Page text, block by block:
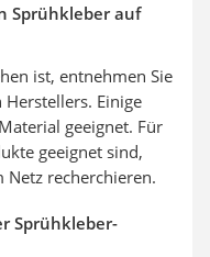
Sprühkleber auf
ist, entnehmen Sie
Einige
geeignet. Für
geeignet sind,
Netz recherchieren.
Sprühkleber-